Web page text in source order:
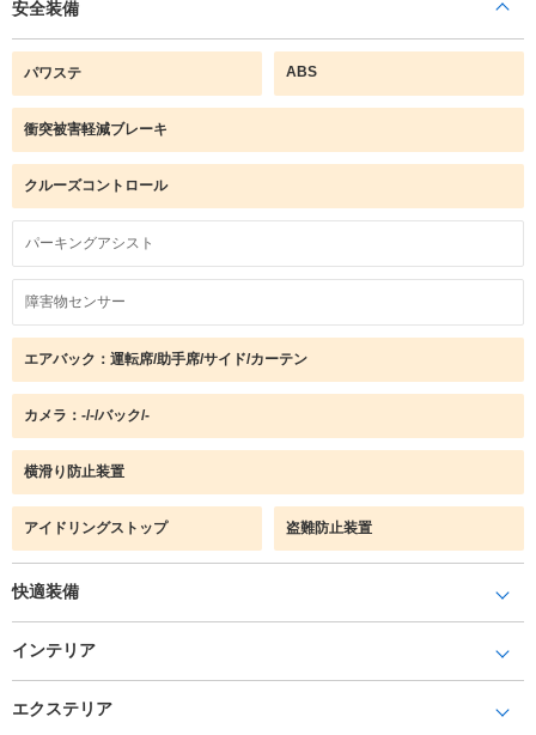
安全装備
パワステ ABS
衝突被害軽減ブレーキ
クルーズコントロール
パーキングアシスト
障害物センサー
エアバック：運転席/助手席/サイド/カーテン
カメラ：-/-/バック/-
横滑り防止装置
アイドリングストップ 盗難防止装置
快適装備
インテリア
エクステリア